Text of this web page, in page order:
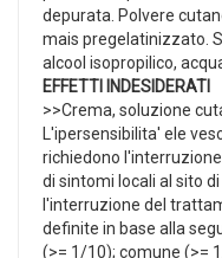
depurata. Polvere
mais pregelatinizzato.
alcool isopropilico,
EFFETTI INDESIDERATI
>>Crema, soluzione
L'ipersensibilita' ele
richiedono
di sintomi locali al sito
l'interruzione del
definite in base alla
(>= 1/10); comune (>=